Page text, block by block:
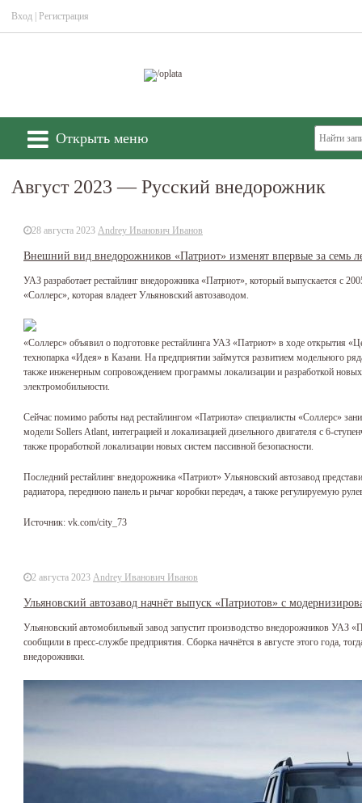
Вход Регистрация
Открыть меню
Август 2023 — Русский внедорожник
28 августа 2023 Andrey Иванович Иванов
Внешний вид внедорожников «Патриот» изменят впервые за семь
УАЗ разработает рестайлинг внедорожника «Патриот», который выпускается с
«Соллерс», которая владеет Ульяновский автозаводом.
«Соллерс» объявил о подготовке рестайлинга УАЗ «Патриот» в ходе открытия
технопарка «Идея» в Казани. На предприятии займутся развитием модельного
также инженерным сопровождением программы локализации и разработкой
электромобильности.
Сейчас помимо работы над рестайлингом «Патриота» специалисты «Соллерс»
модели Sollers Atlant, интеграцией и локализацией дизельного двигателя с 6-
также проработкой локализации новых систем пассивной безопасности.
Последний рестайлинг внедорожника «Патриот» Ульяновский автозавод
радиатора, переднюю панель и рычаг коробки передач, а также регулируемую
Источник: vk.com/city_73
2 августа 2023 Andrey Иванович Иванов
Ульяновский автозавод начнёт выпуск «Патриотов» с
Ульяновский автомобильный завод запустит производство внедорожников УАЗ
сообщили в пресс-службе предприятия. Сборка начнётся в августе этого года,
внедорожники.